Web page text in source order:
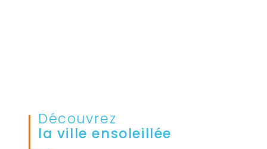
Découvrez
la ville ensoleillée